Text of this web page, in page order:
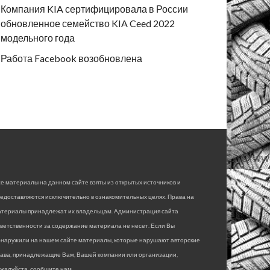
Компания KIA сертифицировала в России
обновленное семейство KIA Ceed 2022
модельного года
Работа Facebook возобновлена
материалы на данном сайте взяты из открытых источников и
исключительно в ознакомительных целях. Права на
принадлежат их владельцам. Администрация сайта
за содержание материала не несет. Если Вы
на нашем сайте материалы, которые нарушают авторские
принадлежащие Вам, Вашей компании или организации,